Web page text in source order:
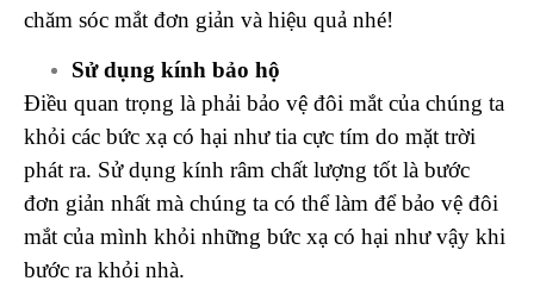
chăm sóc mắt đơn giản và hiệu quả nhé!
Sử dụng kính bảo hộ
Điều quan trọng là phải bảo vệ đôi mắt của chúng ta
khỏi các bức xạ có hại như tia cực tím do mặt trời
phát ra. Sử dụng kính râm chất lượng tốt là bước
đơn giản nhất mà chúng ta có thể làm để bảo vệ đôi
mắt của mình khỏi những bức xạ có hại như vậy khi
bước ra khỏi nhà.